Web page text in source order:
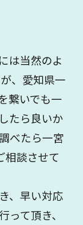
は当然のよ
、愛知県一
繋いでも一
たら良いか
べたら一宮
相談させて
、早い対応
て頂き、